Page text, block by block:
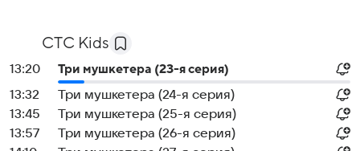
СТС Kids
13:20
Три мушкетера (23-я серия)
13:32
Три мушкетера (24-я серия)
13:45
Три мушкетера (25-я серия)
13:57
Три мушкетера (26-я серия)